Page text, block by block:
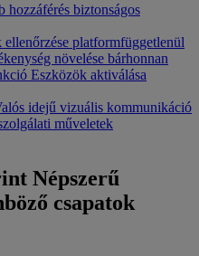
hozzáférés biztonságos
ellenőrzése platformfüggetlenül
növelése bárhonnan
Eszközök aktiválása
idejű vizuális kommunikáció
műveletek
Népszerű
csapatok